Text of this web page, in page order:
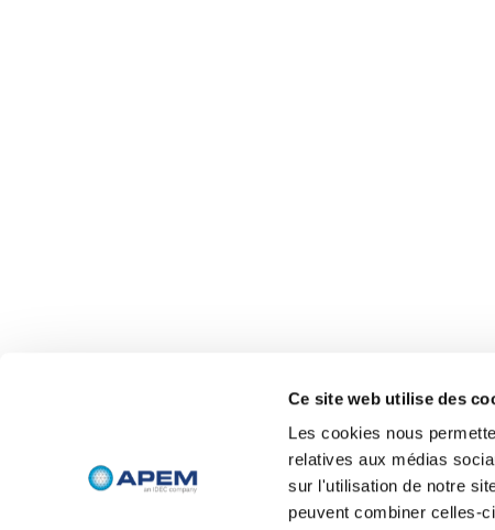
Ce site web utilise des
Les cookies nous
relatives aux médias
sur l'utilisation de notre
peuvent combiner celles-